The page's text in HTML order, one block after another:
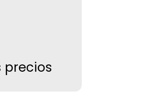
precios